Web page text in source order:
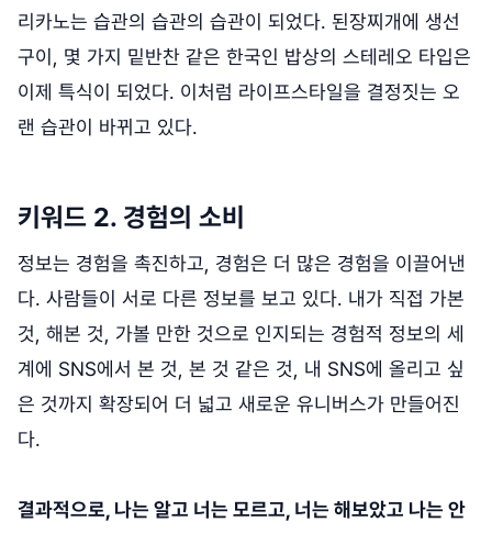
리카노는 습관의 습관의 습관이 되었다. 된장찌개에 생선
구이, 몇 가지 밑반찬 같은 한국인 밥상의 스테레오 타입은
이제 특식이 되었다. 이처럼 라이프스타일을 결정짓는 오
랜 습관이 바뀌고 있다.
키워드 2. 경험의 소비
정보는 경험을 촉진하고, 경험은 더 많은 경험을 이끌어낸
다. 사람들이 서로 다른 정보를 보고 있다. 내가 직접 가본
것, 해본 것, 가볼 만한 것으로 인지되는 경험적 정보의 세
계에 SNS에서 본 것, 본 것 같은 것, 내 SNS에 올리고 싶
은 것까지 확장되어 더 넓고 새로운 유니버스가 만들어진
다.
결과적으로, 나는 알고 너는 모르고, 너는 해보았고 나는 안